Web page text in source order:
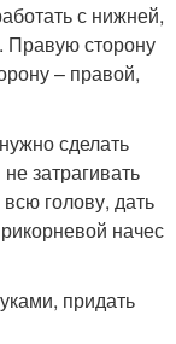
с нижней,
Правую сторону
– правой,
сделать
затрагивать
голову, дать
начес
придать